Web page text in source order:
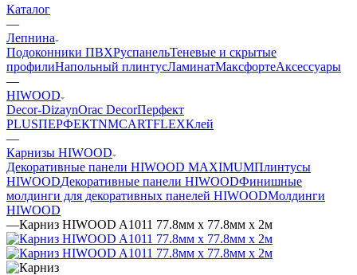
Каталог
—
Лепнина
Подоконники ПВХРуспанельТеневые и скрытые
профилиНапольный плинтусЛаминатМаксфортеАксессуары
—
HIWOOD
Decor-DizaynOrac DecorПерфект
PLUSПЕРФЕКТNMCARTFLEXКлей
—
Карнизы HIWOOD
Декоративные панели HIWOOD MAXIMUMПлинтусы
HIWOODДекоративные панели HIWOODФинишные
молдинги для декоративных панелей HIWOODМолдинги
HIWOOD
—Карниз HIWOOD A1011 77.8мм х 77.8мм х 2м